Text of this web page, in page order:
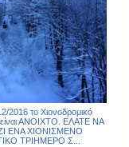
2016 το Χιονοδρομικό
είναι ΑΝΟΙΧΤΟ. ΕΛΑΤΕ ΝΑ
ΕΝΑ ΧΙΟΝΙΣΜΕΝΟ
ΤΡΙΗΜΕΡΟ Σ...